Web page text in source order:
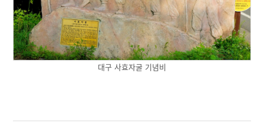
대구 사효자굴 기념비